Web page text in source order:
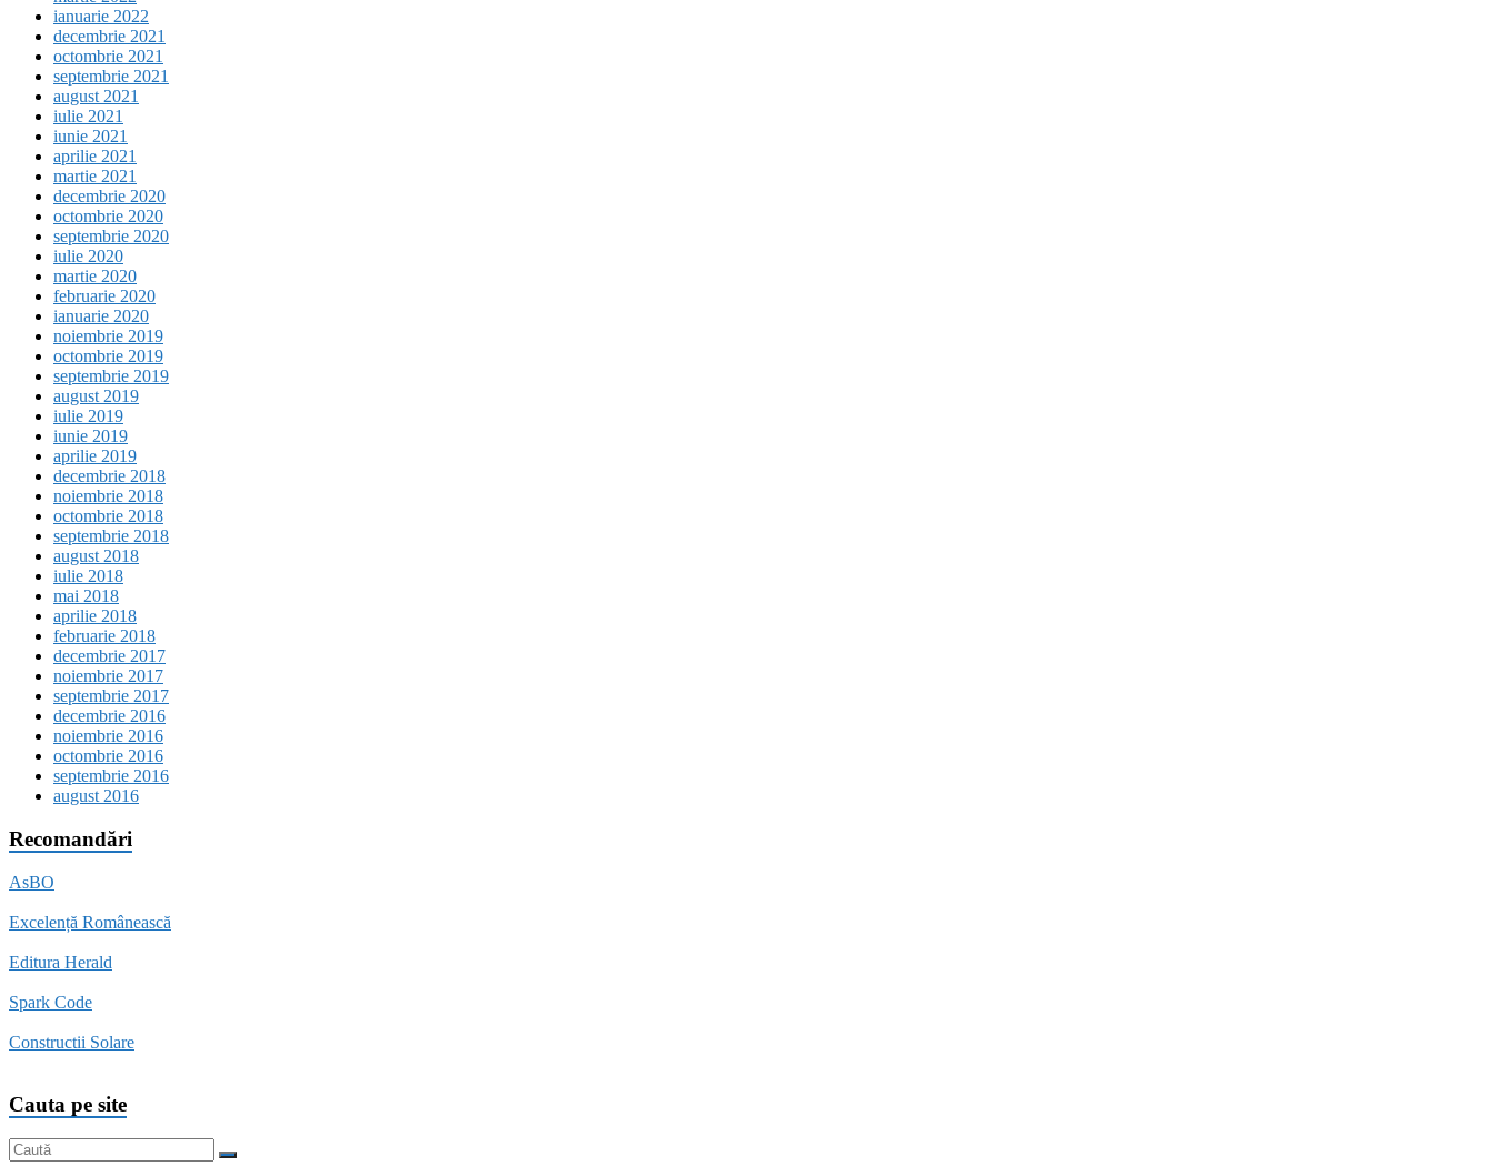
ianuarie 2022
decembrie 2021
octombrie 2021
septembrie 2021
august 2021
iulie 2021
iunie 2021
aprilie 2021
martie 2021
decembrie 2020
octombrie 2020
septembrie 2020
iulie 2020
martie 2020
februarie 2020
ianuarie 2020
noiembrie 2019
octombrie 2019
septembrie 2019
august 2019
iulie 2019
iunie 2019
aprilie 2019
decembrie 2018
noiembrie 2018
octombrie 2018
septembrie 2018
august 2018
iulie 2018
mai 2018
aprilie 2018
februarie 2018
decembrie 2017
noiembrie 2017
septembrie 2017
decembrie 2016
noiembrie 2016
octombrie 2016
septembrie 2016
august 2016
Recomandări
AsBO
Excelență Românească
Editura Herald
Spark Code
Constructii Solare
Cauta pe site